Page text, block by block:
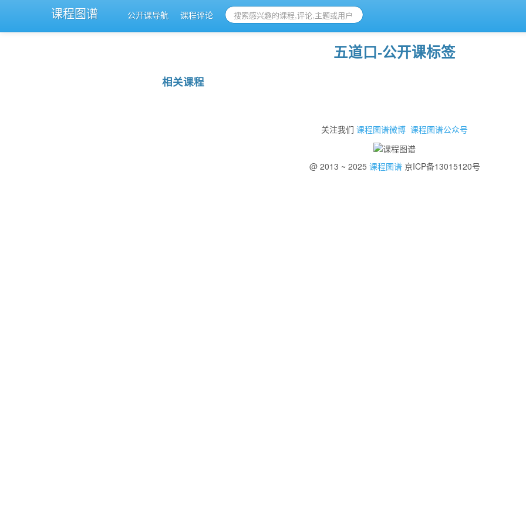
课程图谱 公开课导航 课程评论
五道口-公开课标签
相关课程
关注我们 课程图谱微博 课程图谱公众号
@ 2013 ~ 2025 课程图谱京ICP备13015120号